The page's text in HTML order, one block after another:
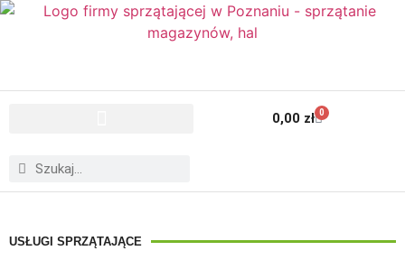
0,00 zł 0
USŁUGI SPRZĄTAJĄCE